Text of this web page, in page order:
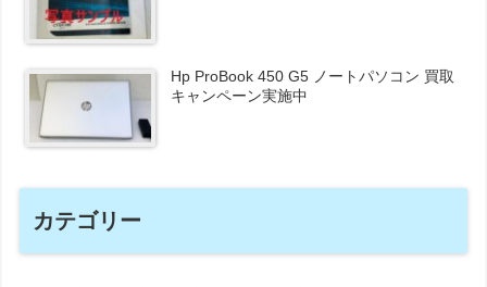
Hp ProBook 450 G5 ノートパソコン 買取
キャンペーン実施中
カテゴリー